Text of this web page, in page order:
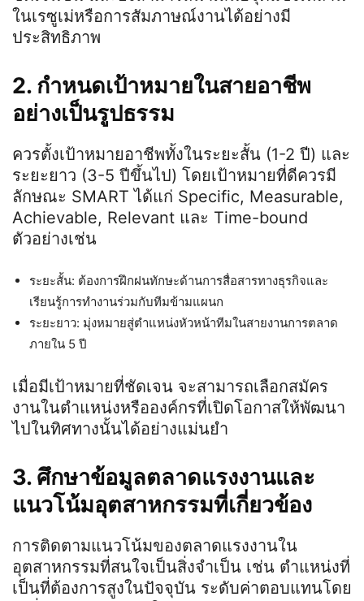
ในเรซูเม่หรือการสัมภาษณ์งานได้อย่างมี
ประสิทธิภาพ
2. กำหนดเป้าหมายในสายอาชีพ
อย่างเป็นรูปธรรม
ควรตั้งเป้าหมายอาชีพทั้งในระยะสั้น (1-2 ปี) และ
ระยะยาว (3-5 ปีขึ้นไป) โดยเป้าหมายที่ดีควรมี
ลักษณะ SMART ได้แก่ Specific, Measurable,
Achievable, Relevant และ Time-bound
ตัวอย่างเช่น
ระยะสั้น: ต้องการฝึกฝนทักษะด้านการสื่อสารทางธุรกิจและ
เรียนรู้การทำงานร่วมกับทีมข้ามแผนก
ระยะยาว: มุ่งหมายสู่ตำแหน่งหัวหน้าทีมในสายงานการตลาด
ภายใน 5 ปี
เมื่อมีเป้าหมายที่ชัดเจน จะสามารถเลือกสมัคร
งานในตำแหน่งหรือองค์กรที่เปิดโอกาสให้พัฒนา
ไปในทิศทางนั้นได้อย่างแม่นยำ
3. ศึกษาข้อมูลตลาดแรงงานและ
แนวโน้มอุตสาหกรรมที่เกี่ยวข้อง
การติดตามแนวโน้มของตลาดแรงงานใน
อุตสาหกรรมที่สนใจเป็นสิ่งจำเป็น เช่น ตำแหน่งที่
เป็นที่ต้องการสูงในปัจจุบัน ระดับค่าตอบแทนโดย